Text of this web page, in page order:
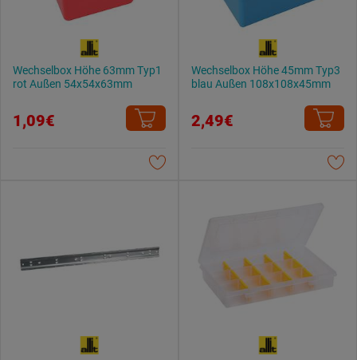
Wechselbox Höhe 63mm Typ1
rot Außen 54x54x63mm
1,09€
Wechselbox Höhe 45mm Typ3
blau Außen 108x108x45mm
2,49€